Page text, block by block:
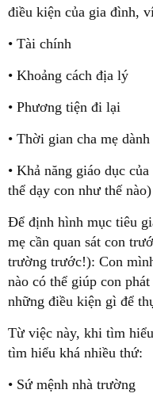
điều kiện của gia đình,
• Tài chính
• Khoảng cách địa lý
• Phương tiện đi lại
• Thời gian cha mẹ
• Khả năng giáo dục
thể dạy con như thế nào)
Để định hình mục tiêu
mẹ cần quan sát con
trường trước!): Con
nào có thể giúp con
những điều kiện gì để
Từ việc này, khi tìm
tìm hiểu khá nhiều thứ:
• Sứ mệnh nhà trường